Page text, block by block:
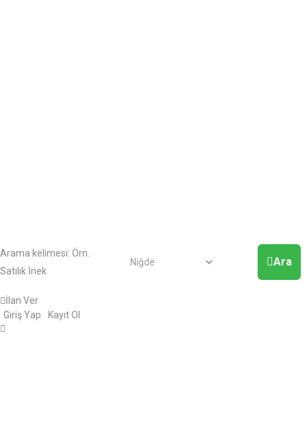
Arama kelimesi: Örn.
Satılık İnek
Ara
İlan Ver
Giriş Yap
Kayıt Ol